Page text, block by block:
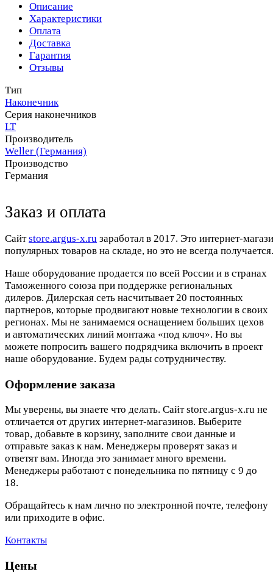
Описание
Характеристики
Оплата
Доставка
Гарантия
Отзывы
Тип
Наконечник
Серия наконечников
LT
Производитель
Weller (Германия)
Производство
Германия
Заказ и оплата
Cайтstore.argus-x.ru заработал в 2017. Это интернет-
популярных товаров на складе, но это не всегда
Наше оборудование продается по всей России и в странах
Таможенного союза при поддержке региональных
дилеров. Дилерская сеть насчитывает 20 постоянных
партнеров, которые продвигают новые технологии в своих
регионах. Мы не занимаемся оснащением больших цехов
и автоматических линий монтажа «под ключ». Но вы
можете попросить вашего подрядчика включить в проект
наше оборудование. Будем рады сотрудничеству.
Оформление заказа
Мы уверены, вы знаете что делать. Сайт store.argus-x.ru не
отличается от других интернет-магазинов. Выберите
товар, добавьте в корзину, заполните свои данные и
отправьте заказ к нам. Менеджеры проверят заказ и
ответят вам. Иногда это занимает много времени.
Менеджеры работают с понедельника по пятницу с 9 до
18.
Обращайтесь к нам лично по электронной почте, телефону
или приходите в офис.
Контакты
Цены